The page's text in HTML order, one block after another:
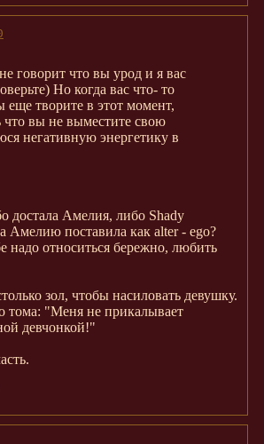
говорит что вы урод и я вас
Но когда вас что- то
еще творите в этот момент,
что вы не выместите свою
негативную энергетику в
достала Амелия, либо Shady
а Амелию поставила как alter - ego?
надо относиться бережно, любить
зол, чтобы насиловать девушку.
тома: "Меня не прикалывает
девчонкой!"